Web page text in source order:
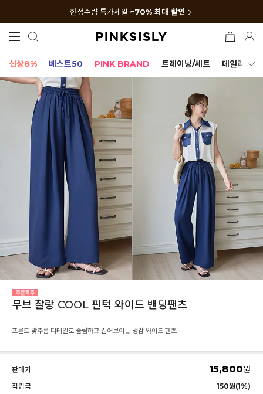
한정수량 특가세일 ~70% 최대 할인
신상8% 베스트50 PINK BRAND 트레이닝/세트 데일리세트
무브 찰랑 COOL 핀턱 와이드 밴딩팬츠
프론트 맞주름 디테일로 슬림하고 길어보이는 냉감 와이드 팬츠
판매가 15,800원
적립금
150원(1%)